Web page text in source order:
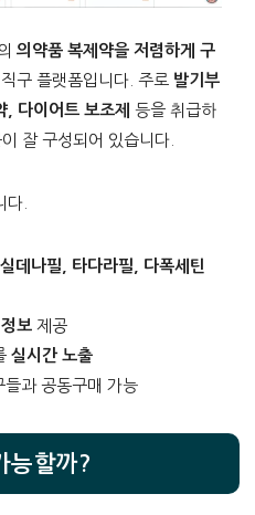
의약품 복제약을 저렴하게 구
구 플랫폼입니다. 주로 발기부
다이어트 보조제 등을 취급하
잘 구성되어 있습니다.
다.
실데나필, 타다라필, 다폭세틴
보 제공
실시간 노출
들과 공동구매 가능
능할까?